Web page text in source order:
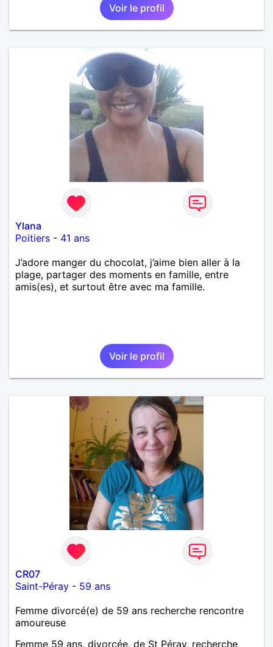
Voir le profil
Ylana
Poitiers - 41 ans
J’adore manger du chocolat, j’aime bien aller à la
plage, partager des moments en famille, entre
amis(es), et surtout être avec ma famille.
Voir le profil
CR07
Saint-Péray - 59 ans
Femme divorcé(e) de 59 ans recherche rencontre
amoureuse
Femme 59 ans, divorcée, de St Péray, recherche